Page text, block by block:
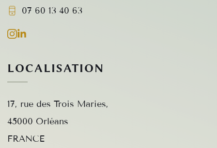
07 60 13 40 63
LOCALISATION
17, rue des Trois Maries,
45000 Orléans
FRANCE